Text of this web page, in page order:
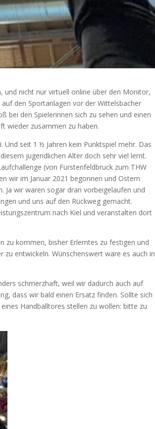
nicht nur virtuell online über den Monitor,
den Sportanlagen vor der Wittelsbacher
bei den Spielerinnen sich zu sehen und einen
wieder zusammen zu haben.
seit 1 ½ Jahren kein Punktspiel mehr. Das
jugendlichen Alter doch sehr viel lernt.
(von Fürstenfeldbruck zum THW
wir im Januar 2021 begonnen und Ostern
wir waren sogar dran vorbeigelaufen und
und uns auf den Rückweg gemacht.
nach Kiel und veranstalten dort
zu kommen, bisher Erlerntes zu festigen und
zu entwickeln. Wünschenswert wäre es auch in
schmerzhaft, weil wir dadurch auch auf
dass wir bald einen Ersatz finden. Sollte sich
Handballtores stellen zu wollen: bitte zu